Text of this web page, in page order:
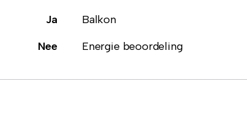
Ja Balkon
Nee Energie beoordeling